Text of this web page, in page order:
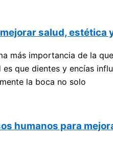
salud, estética
más importancia de la
que dientes y encías
la boca no solo
humanos para